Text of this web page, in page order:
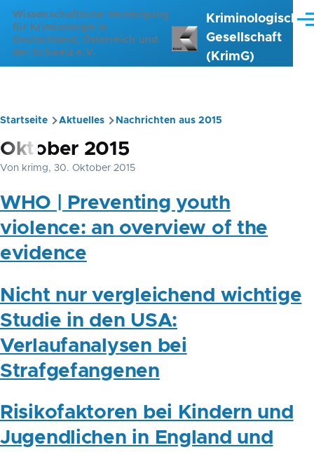
Direkt zum Inhalt
Wissenschaftliche Vereinigung
für Kriminologie in
Deutschland, Österreich und
der Schweiz e.V.
Kriminologische
Gesellschaft
(KrimG)
Pfadnavigation
Startseite Aktuelles Nachrichten aus 2015
Oktober 2015
Von krimg, 30. Oktober 2015
WHO | Preventing youth
violence: an overview of the
evidence
Nicht nur vergleichend wichtige
Studie in den USA:
Verlaufanalysen bei
Strafgefangenen
Risikofaktoren bei Kindern und
Jugendlichen in England und